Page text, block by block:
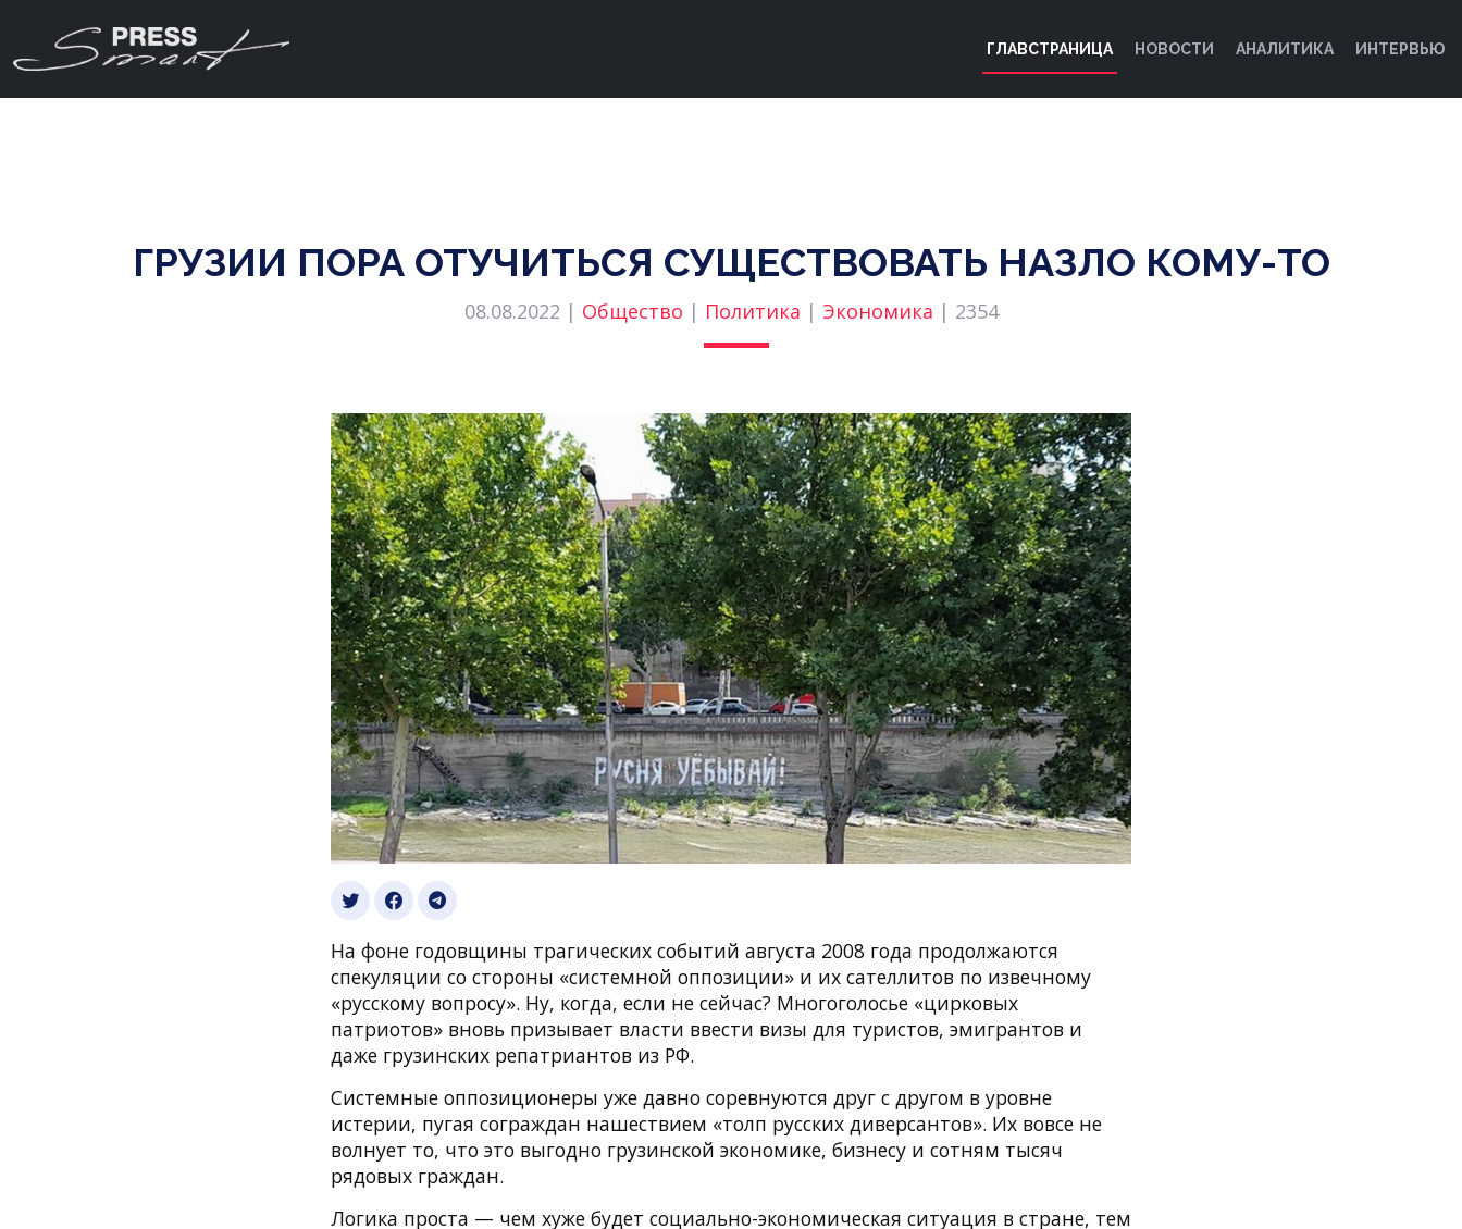
ГЛАВСТРАНИЦА НОВОСТИ АНАЛИТИКА ИНТЕРВЬЮ
ГРУЗИИ ПОРА ОТУЧИТЬСЯ СУЩЕСТВОВАТЬ НАЗЛО КОМУ-ТО
08.08.2022 | Общество | Политика | Экономика | 2354
На фоне годовщины трагических событий августа 2008 года продолжаются
спекуляции со стороны «системной оппозиции» и их сателлитов по извечному
«русскому вопросу». Ну, когда, если не сейчас? Многоголосье «цирковых
патриотов» вновь призывает власти ввести визы для туристов, эмигрантов и
даже грузинских репатриантов из РФ.
Системные оппозиционеры уже давно соревнуются друг с другом в уровне
истерии, пугая сограждан нашествием «толп русских диверсантов». Их вовсе не
волнует то, что это выгодно грузинской экономике, бизнесу и сотням тысяч
рядовых граждан.
Логика проста — чем хуже будет социально-экономическая ситуация в стране, тем